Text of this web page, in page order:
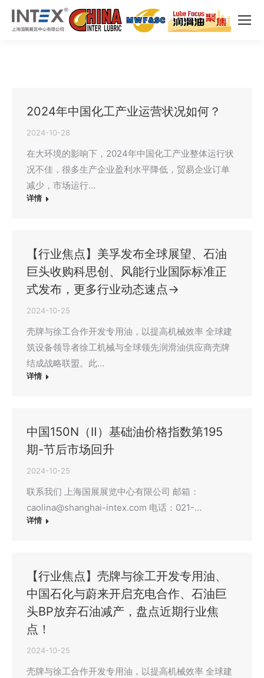
2024年中国化工产业运营状况如何？
2024-10-28
在大环境的影响下，2024年中国化工产业整体运行状
况不佳，很多生产企业盈利水平降低，贸易企业订单
减少，市场运行…
详情
【行业焦点】美孚发布全球展望、石油
巨头收购科思创、风能行业国际标准正
式发布，更多行业动态速点→
2024-10-25
壳牌与徐工合作开发专用油，以提高机械效率 全球建
筑设备领导者徐工机械与全球领先润滑油供应商壳牌
结成战略联盟。此…
详情
中国150N（Ⅱ）基础油价格指数第195
期-节后市场回升
2024-10-25
联系我们 上海国展展览中心有限公司 邮箱：
caolina@shanghai-intex.com 电话：021-…
详情
【行业焦点】壳牌与徐工开发专用油、
中国石化与蔚来开启充电合作、石油巨
头BP放弃石油减产，盘点近期行业焦
点！
2024-10-25
壳牌与徐工合作开发专用油，以提高机械效率 全球建